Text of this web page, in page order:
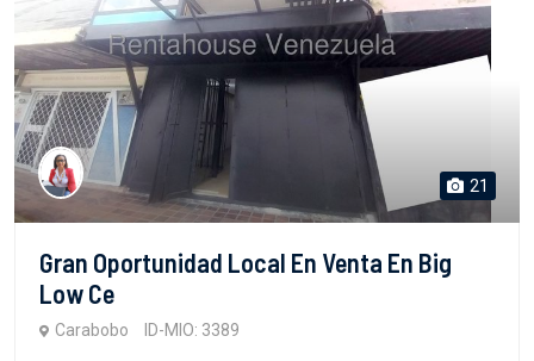
21
Gran Oportunidad Local En Venta En Big
Low Ce
Carabobo ID-MIO: 3389